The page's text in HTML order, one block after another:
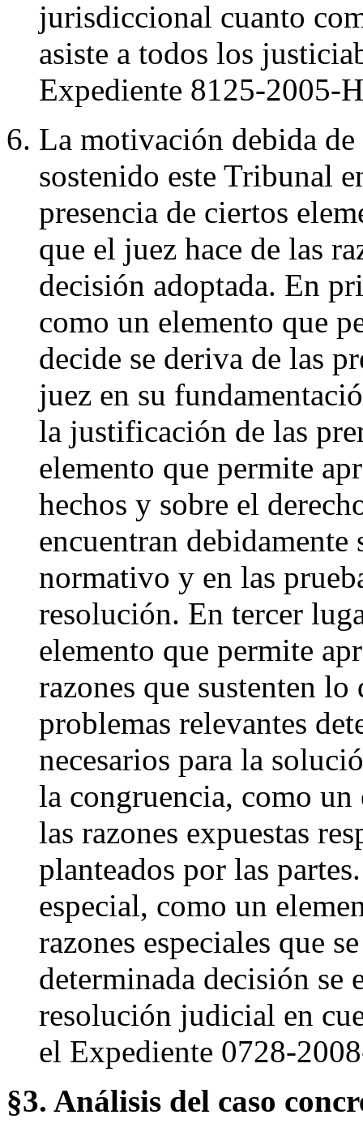
jurisdiccional cuanto
asiste a todos los
Expediente 8125-2005-
La motivación debida
sostenido este Tribunal
presencia de ciertos
que el juez hace de las
decisión adoptada. En
como un elemento que
decide se deriva de las
juez en su
la justificación de las
elemento que permite
hechos y sobre el
encuentran debidamente
normativo y en las
resolución. En tercer
elemento que permite
razones que sustenten
problemas relevantes
necesarios para la
la congruencia, como
las razones expuestas
planteados por las
especial, como un
razones especiales que
determinada decisión se
resolución judicial en
el Expediente 0728-
§3. Análisis del caso